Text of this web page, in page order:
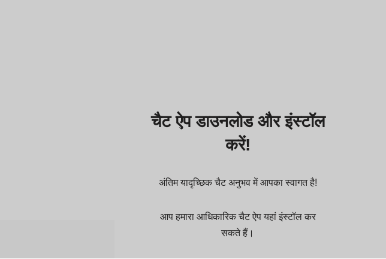
चैट ऐप डाउनलोड और इंस्टॉल
करें!
अंतिम यादृच्छिक चैट अनुभव में आपका स्वागत है!
आप हमारा आधिकारिक चैट ऐप यहां इंस्टॉल कर
सकते हैं।